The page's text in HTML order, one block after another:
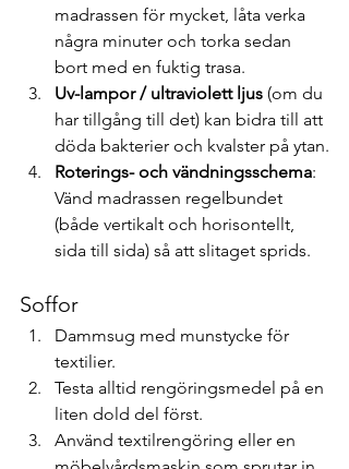
madrassen för mycket, låta verka
några minuter och torka sedan
bort med en fuktig trasa.
Uv-lampor / ultraviolett ljus (om du
har tillgång till det) kan bidra till att
döda bakterier och kvalster på ytan.
Roterings- och vändningsschema:
Vänd madrassen regelbundet
(både vertikalt och horisontellt,
sida till sida) så att slitaget sprids.
Soffor
Dammsug med munstycke för
textilier.
Testa alltid rengöringsmedel på en
liten dold del först.
Använd textilrengöring eller en